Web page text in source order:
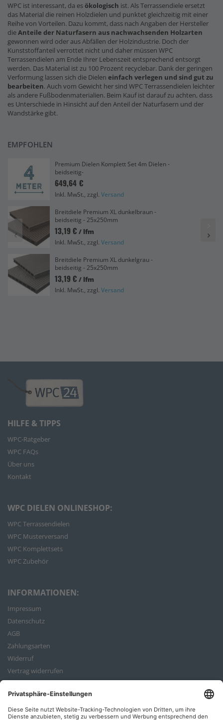
WPC ist interessant, da esökologisch ist. Als Terrassendiele ersetzt
das Material die reinen Holzdielen und punktet gleichzeitig mit einer
Reihe von Vorteilen. Dazu kommt, dass nach Angaben der Hersteller
dieAnteile der Naturfasern aus nachwachsenden Holzarten
gewonnen wird oder aus Abfällen der Holzindustrie. Doch der
Kunststoffanteil verrottet nicht und daher müssen WPC
Terrassendielen am Ende Ihrer Lebenszeit entsprechend entsorgt
werden. Das Material ist zu 100 Prozent recyclebar. Dank der geringen
Verformung lassen sich die Dielen einfach verlegen und sind gut zu
bearbeiten. Auch vom Gewicht her sind WPC Terrassendielen leichter
als andere Fußbodenmaterialien. Beim Kauf ist darauf zu achten, dass
es Unterschiede in Hinsicht auf den Anteil der Naturfasern und der
Wandstärke gibt.
EMPFOHLEN
Premium Dielen Komplett Set 4m Dielen -
beidseitig-
649,64 €
Inkl. MwSt., zzgl. Versand
Breitdiele Premium XL dunkelbraun -
beidseitig - 25x250mm
13,19 € / lfm
Inkl. MwSt., zzgl. Versand
Breitdiele Premium XL dunkelgrau -
beidseitig - 25x250mm
13,19 € / lfm
Inkl. MwSt., zzgl. Versand
HILFE & TIPPS
WPC-Ratgeber
WPC FAQs
Über uns
Kontakt
WPC DIELEN ONLINESHOP:
WPC Terrassendielen
WPC Musterversand
WPC Komplettsets
WPC Zubehör
INFORMATIONEN:
Impressum
Datenschutz
AGB
Zahlungsarten
Widerruf
Vertrag widerrufen
Bestellvorgang
ZAHLUNGSARTEN: